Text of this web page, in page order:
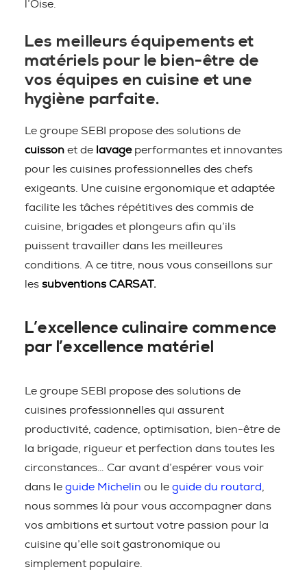
l’Oise.
Les meilleurs équipements et
matériels pour le bien-être de
vos équipes en cuisine et une
hygiène parfaite.
Le groupe SEBI propose des solutions de
cuisson et de lavageperformantes et innovantes
pour les cuisines professionnelles des chefs
exigeants. Une cuisine ergonomique et adaptée
facilite les tâches répétitives des commis de
cuisine, brigades et plongeurs afin qu’ils
puissent travailler dans les meilleures
conditions. A ce titre, nous vous conseillons sur
les subventions CARSAT.
L’excellence culinaire commence
par l’excellence matériel
Le groupe SEBI propose des solutions de
cuisines professionnelles qui assurent
productivité, cadence, optimisation, bien-être de
la brigade, rigueur et perfection dans toutes les
circonstances… Car avant d’espérer vous voir
dans le guide Michelin ou le guide du routard
nous sommes là pour vous accompagner dans
vos ambitions et surtout votre passion pour la
cuisine qu’elle soit gastronomique ou
simplement populaire.